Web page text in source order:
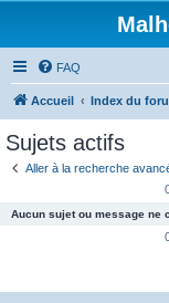
FAQ
Accueil Index du
Sujets actifs
Aller à la recherche
Aucun sujet ou message ne